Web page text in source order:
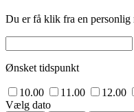
Du er få klik fra en
Ønsket tidspunkt
10.00 11.00 12.00
Vælg dato